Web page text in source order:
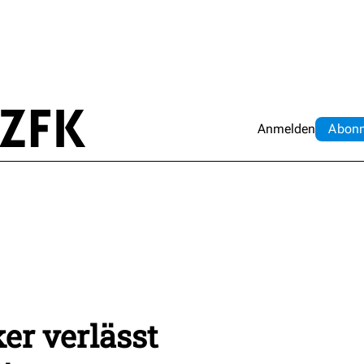
Anmelden Abo
verlässt